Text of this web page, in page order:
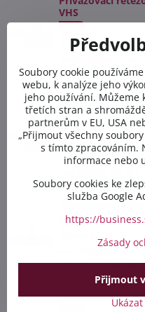
VHS
Skladem
od 3184,23 Kč
Sleva
Přivazovací
VHS
-5%
Skladem
od 5900,85 Kč Sleva
Přivazovací
-5%
od 1652,32 Kč
Sleva 5%
Přivazovací
Soubory cookie
webu, k analýze jeho
jeho používání. Můžeme
třetích stran a
partnerům v EU, USA
„Přijmout všechny
s tímto zpracováním.
informace nebo
Soubory cookies ke
služba Google
https://
Zásady
Přijmout